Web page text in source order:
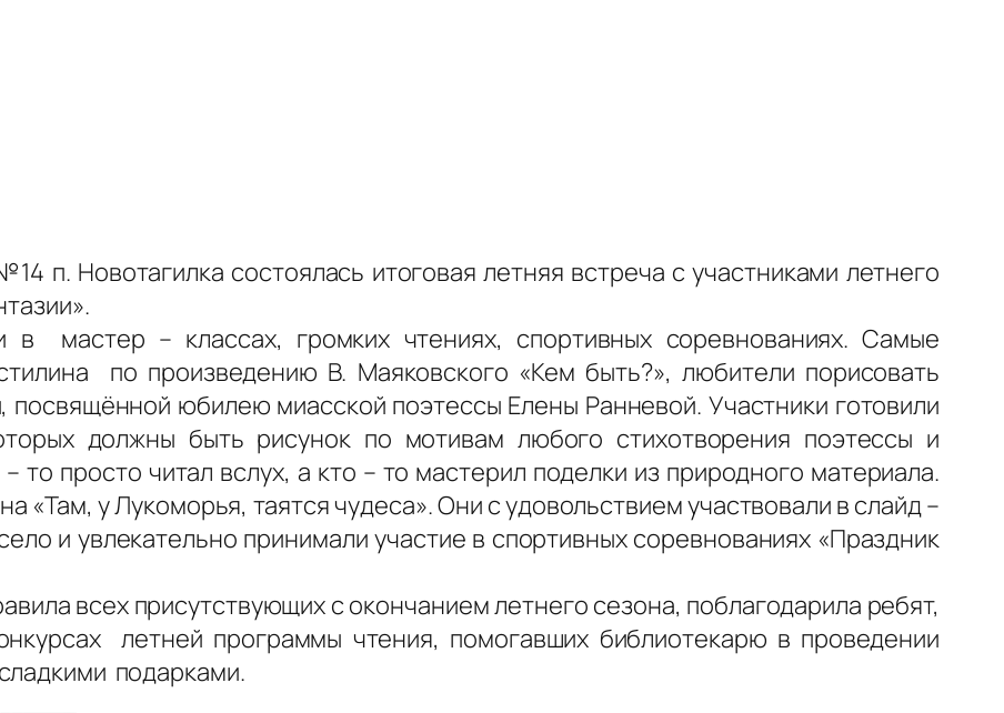
п. Новотагилка состоялась итоговая летняя встреча с участниками летнего
мастер – классах, громких чтениях, спортивных соревнованиях. Самые
по произведению В. Маяковского «Кем быть?», любители порисовать
посвящённой юбилею миасской поэтессы Елены Ранневой. Участники готовили
должны быть рисунок по мотивам любого стихотворения поэтессы и
то просто читал вслух, а кто – то мастерил поделки из природного материала.
«Там, у Лукоморья, таятся чудеса». Они с удовольствием участвовали в слайд –
и увлекательно принимали участие в спортивных соревнованиях «Праздник
всех присутствующих с окончанием летнего сезона, поблагодарила ребят,
летней программы чтения, помогавших библиотекарю в проведении
подарками.